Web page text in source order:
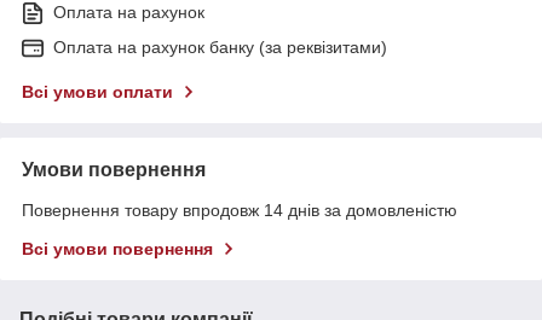
Оплата на рахунок
Оплата на рахунок банку (за реквізитами)
Всі умови оплати
Умови повернення
Повернення товару впродовж 14 днів за домовленістю
Всі умови повернення